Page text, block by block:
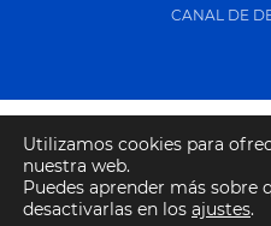
CANAL DE
Utilizamos cookies para
nuestra web.
Puedes aprender más sobre
desactivarlas en los ajustes.